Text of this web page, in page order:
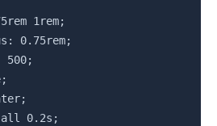
1rem;
0.75rem;
500;
0.2s;